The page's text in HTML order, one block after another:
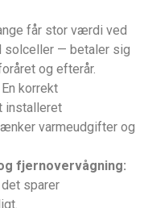
får stor værdi ved
solceller — betaler sig
og efterår.
En korrekt
installeret
varmeudgifter og
fjernovervågning:
sparer